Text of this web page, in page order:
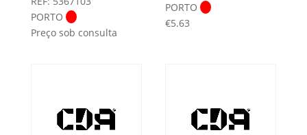
PORTO
Preço sob consulta
PORTO
€5.63